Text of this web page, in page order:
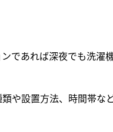
であれば深夜でも洗濯
や設置方法、時間帯な